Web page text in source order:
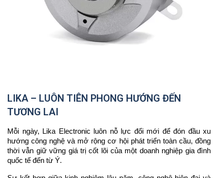
LIKA – LUÔN TIÊN PHONG HƯỚNG ĐẾN
TƯƠNG LAI
Mỗi ngày, Lika Electronic luôn nỗ lực đổi mới để đón đầu xu
hướng công nghệ và mở rộng cơ hội phát triển toàn cầu, đồng
thời vẫn giữ vững giá trị cốt lõi của một doanh nghiệp gia đình
quốc tế đến từ Ý.